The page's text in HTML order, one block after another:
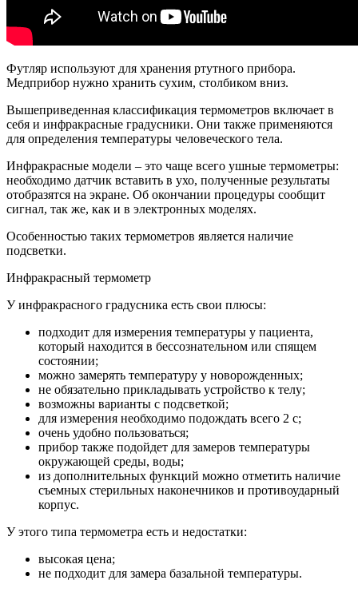
Футляр используют для хранения ртутного прибора.
Медприбор нужно хранить сухим, столбиком вниз.
Вышеприведенная классификация термометров включает в
себя и инфракрасные градусники. Они также применяются
для определения температуры человеческого тела.
Инфракрасные модели – это чаще всего ушные термометры:
необходимо датчик вставить в ухо, полученные результаты
отобразятся на экране. Об окончании процедуры сообщит
сигнал, так же, как и в электронных моделях.
Особенностью таких термометров является наличие
подсветки.
Инфракрасный термометр
У инфракрасного градусника есть свои плюсы:
подходит для измерения температуры у пациента,
который находится в бессознательном или спящем
состоянии;
можно замерять температуру у новорожденных;
не обязательно прикладывать устройство к телу;
возможны варианты с подсветкой;
для измерения необходимо подождать всего 2 с;
очень удобно пользоваться;
прибор также подойдет для замеров температуры
окружающей среды, воды;
из дополнительных функций можно отметить наличие
съемных стерильных наконечников и противоударный
корпус.
У этого типа термометра есть и недостатки:
высокая цена;
не подходит для замера базальной температуры.